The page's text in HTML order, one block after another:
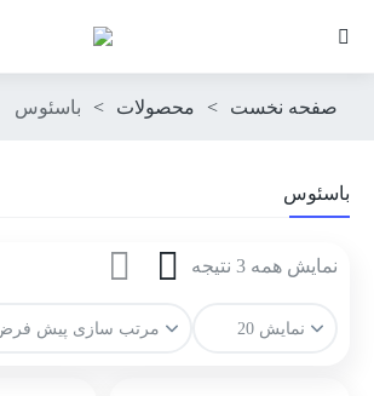
صفحه نخست > محصولات > باسئوس
باسئوس
نمایش همه 3 نتیجه